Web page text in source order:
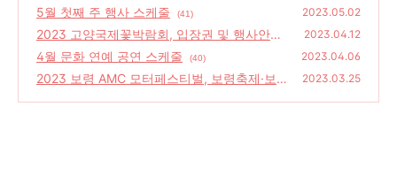
5월 첫째 주 행사 스케줄 (41) 2023.05.02
2023 고양국제꽃박람회, 입장권 및 행사안내
(32)
2023.04.12
4월 문화 연예 공연 스케줄 (40) 2023.04.06
2023 보령 AMC 모터페스티벌, 보령축제·보령
2023.03.25